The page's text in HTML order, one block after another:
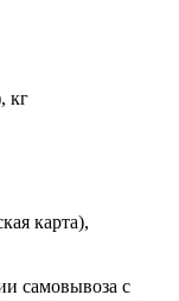
кг
карта),
самовывоза с